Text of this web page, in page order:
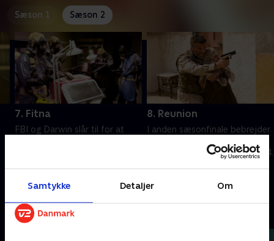
Samtykke Detaljer Om
Sæson 1 Sæson 2
7. Fitna
FBI og Darwin slår til for at
1. juli 2021 • 50 min
8. Reunion
I anden sæsonfinale bebrejder
tragedier, der fandt sted den 4.
Yemen.
Andre så også